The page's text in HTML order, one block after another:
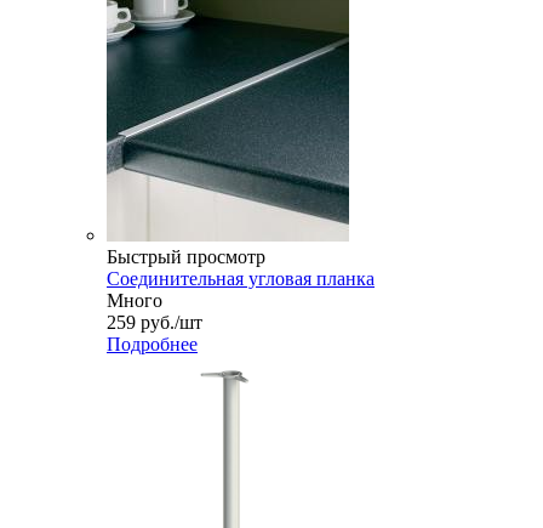
Быстрый просмотр
Соединительная угловая планка
Много
259 руб./шт
Подробнее